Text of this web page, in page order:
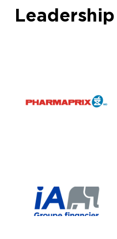
Leadership